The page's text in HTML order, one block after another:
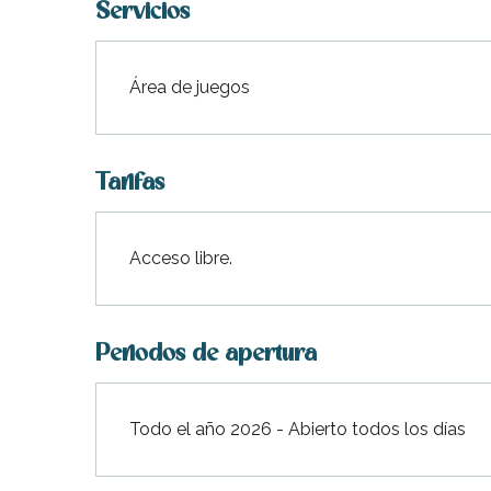
Servicios
Área de juegos
Tarifas
Acceso libre.
Periodos de apertura
Todo el año 2026 - Abierto todos los días